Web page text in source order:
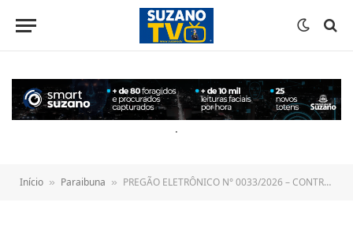
conteúdo
.
Início » Paraibuna » PREGÃO ELETRÔNICO N° 0033/2026 – CONTRATAÇÃO DE EMPRESA ESPECIALIZADA PARA MANUTENÇÃO PREVENTIVA E CORRETIVA DA FROTA MUNICIPAL (VEÍCULOS LEVES, PESADOS E MÁQUINAS)